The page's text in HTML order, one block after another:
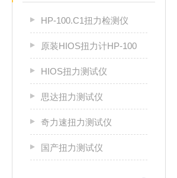
HP-100.C1扭力检测仪
原装HIOS扭力计HP-100
HIOS扭力测试仪
思达扭力测试仪
奇力速扭力测试仪
国产扭力测试仪